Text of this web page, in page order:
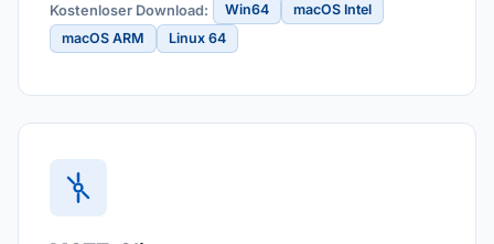
Kostenloser Download: Win64
macOS Intel
macOS ARM
Linux 64